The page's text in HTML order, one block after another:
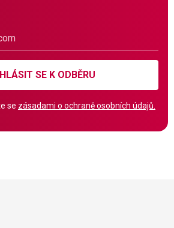
SE K ODBĚRU
se zásadami o ochraně osobních údajů.